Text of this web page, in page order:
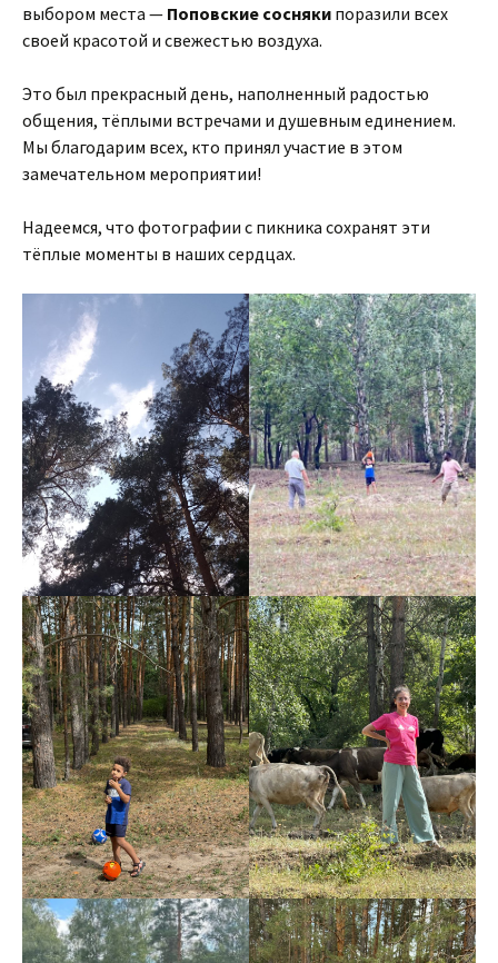
выбором места — Поповские сосняки поразили всех
своей красотой и свежестью воздуха.
Это был прекрасный день, наполненный радостью
общения, тёплыми встречами и душевным единением.
Мы благодарим всех, кто принял участие в этом
замечательном мероприятии!
Надеемся, что фотографии с пикника сохранят эти
тёплые моменты в наших сердцах.